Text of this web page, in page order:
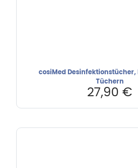
cosiMed Desinfektionstücher,
Tüchern
27,90 €